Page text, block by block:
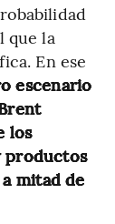
que la
En ese
escenario
los
productos
mitad de